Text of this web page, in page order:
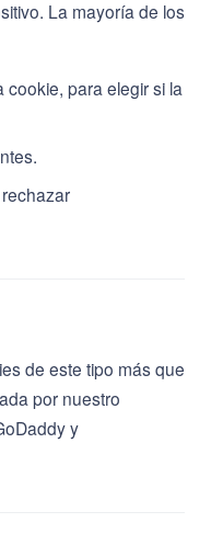
La mayoría de los
para elegir si la
de este tipo más que
por nuestro
y